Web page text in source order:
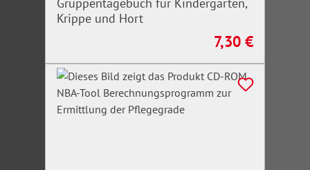
Krippe und Hort
Regulärer Preis:
7,30 €